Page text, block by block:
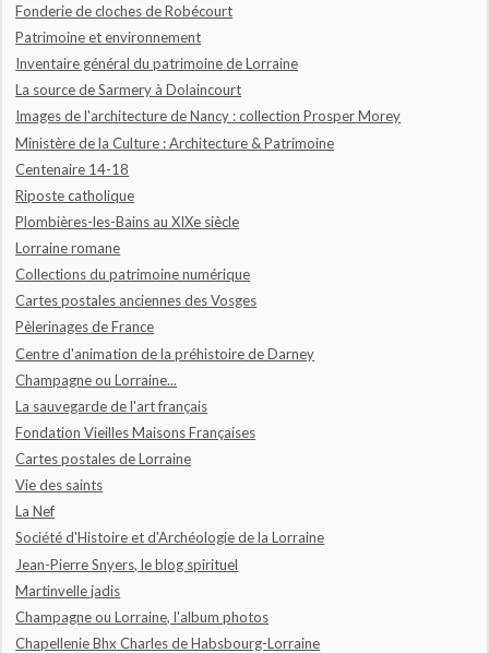
Fonderie de cloches de Robécourt
Patrimoine et environnement
Inventaire général du patrimoine de Lorraine
La source de Sarmery à Dolaincourt
Images de l'architecture de Nancy : collection Prosper Morey
Ministère de la Culture : Architecture & Patrimoine
Centenaire 14-18
Riposte catholique
Plombières-les-Bains au XIXe siècle
Lorraine romane
Collections du patrimoine numérique
Cartes postales anciennes des Vosges
Pèlerinages de France
Centre d'animation de la préhistoire de Darney
Champagne ou Lorraine...
La sauvegarde de l'art français
Fondation Vieilles Maisons Françaises
Cartes postales de Lorraine
Vie des saints
La Nef
Société d'Histoire et d'Archéologie de la Lorraine
Jean-Pierre Snyers, le blog spirituel
Martinvelle jadis
Champagne ou Lorraine, l'album photos
Chapellenie Bhx Charles de Habsbourg-Lorraine